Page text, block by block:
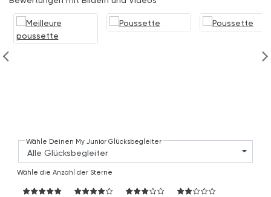
Wähle Deinen My Junior Glücksbegleiter
Wähle die Anzahl der Sterne